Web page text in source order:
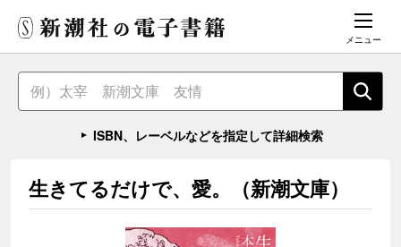
メニュー
ISBN、レーベルなどを指定して詳細検索
生きてるだけで、愛。（新潮文庫）